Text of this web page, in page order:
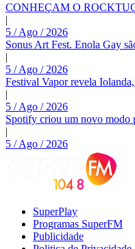
CONHEÇAM O
|
5 / Ago / 2026
Sonus Art Fest. Enola Gay
|
5 / Ago / 2026
Festival Vapor revela
|
5 / Ago / 2026
Spotify criou um novo modo
|
5 / Ago / 2026
SuperPlay
Programas SuperFM
Publicidade